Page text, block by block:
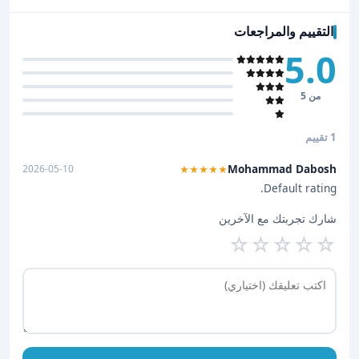
التقييم والمراجعات
5.0
من 5
1 تقييم
Mohammad Dabosh
★★★★★
2026-05-10
Default rating.
شارك تجربتك مع الآخرين
☆
☆
☆
☆
☆